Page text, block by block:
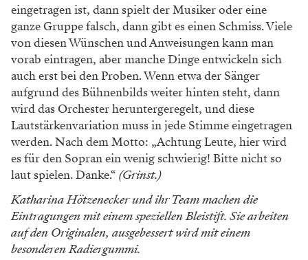
Richard Wagners Anweisungen. Der legendäre
Dirigent Hans Richter hat das Werk 1875
einstudiert. Wagner war selbst anwesend und hat
Richter Anweisungen ­gegeben, wie das Stück zu
spielen ist. Die Handschrift und die blauen Striche
stammen von Richter.
Es geht also darum, aus einem Stück etwas zu
machen, was anders klingt, weil es anders
interpretiert wird. Also wie mein Beispiel des
Dreivierteltakts, der, wenn er präzise gespielt wird,
völlig anders klingt als beim Neujahrskonzert.
Genau. Der Dreivierteltakt wird hier im Orchester­
graben gerne wie im Musikverein gespielt. Aber bei
diversen italienischen Opern ist es eben kein um-pa-